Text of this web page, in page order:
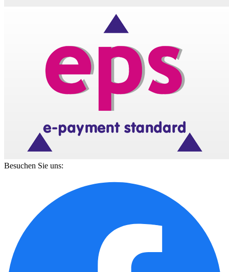
Besuchen Sie uns: